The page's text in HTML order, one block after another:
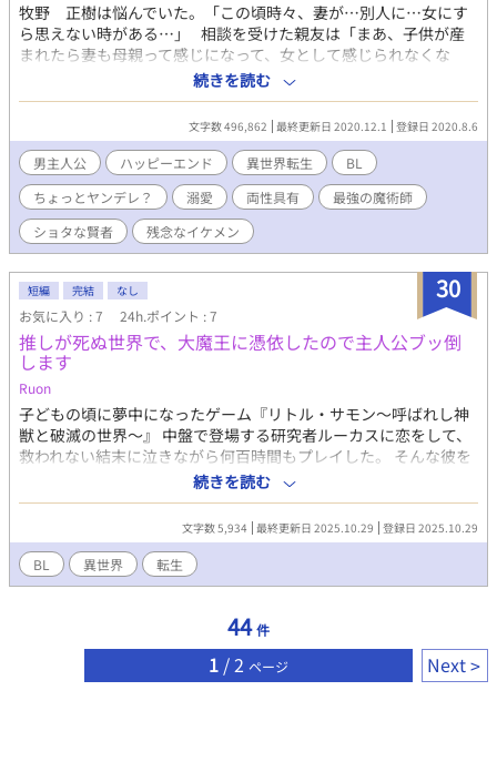
牧野 正樹は悩んでいた。「この頃時々、妻が…別人に…女にす
ら思えない時がある…｣ 相談を受けた親友は「まあ、子供が産
まれたら妻も母親って感じになって、女として感じられなくな
る。よくあること」と笑われるが、果たしてそれだけのことだろ
うか！？ 無駄にカンのいい正樹に戦々恐々な、ワタシ牧野 桜
子の中身は実のところ、Happy nationの住人（時々ね！ ）。
そもそもワタシが異世界である地球の『桜子』に憑依している目
的は、魔物の討伐で肉体を死滅させちゃった幼馴染である二つの
魂に肉体を与えること。 方法は簡単。ワタシが地球の人間・女
に憑依して、地球の人間・男と子を成して、二つの魂に「肉体」
も作ること！ まあ。そんな大技。勿論誰もが出来るわけではな
い。そんなことが出来るのは、神獣であり最高位魔法使いである
依り代を求めて転移した俺は、交通事故で植物状態になりかけて
いる「格好の器：性別・女」を見つけて憑依した。言葉とか、記
憶とかいろいろ「わからないこと」ばっかりですけど、事故の影
響の記憶障害だから仕方ない☆ さっさと結婚して子供を産む
ぞ！ って、‥なになに。出産って、研究室でビーカーやらなん
やらでなんとかなんないの？ 男とまぐあうとか‥痛いとか、や
なんだけど‥。 そんな聞くも涙語るも涙の努力の末に、ようや
く目的もはたしたし、さっさと元の世界に帰りましょ～！ ‥
え、なんか話大きくなってない？ もしかして、これ、俺のせ
い？？ 俺が「運命｣みたいなもの変えちゃった？ 地球と薄
皮一枚で隔てられたHappy nationは、魔法と剣と魔物の 厨二と、
オタクが喜ぶ世界。 地球と全く変わらないようで、全然違う世
界。 だけどある日、Happy nationと地球との膜が消えちゃっ
た‥！ 地球に、Happy nationの魔物が跋扈する。 魔物と
対抗するために、主導権を握るHappy nationの王様のありがた～
「そのため今から、地球の住人の皆さんの適性を調べて潜在能力
の開花を行います」希望しようがしまいが、拒否権はない！ こ
のままでは、地球もHappy nationも滅びてしまうから！ 捻じ曲
げた世界の秩序やら運命なんて関係ない！ 俺たちは、自分の手
続きを読む
文字数 496,862 最終更新日 2020.12.1 登録日 2020.8.6
男主人公 ハッピーエンド 異世界転生
BL
ちょっとヤンデレ？
溺愛 両性具有
最強の魔術師
ショタな賢者
残念なイケメン
30
短編 完結 なし
お気に入り : 7 24h.ポイント : 7
推しが死ぬ世界で、大魔王に憑依したので主人公ブッ倒
します
Ruon
子どもの頃に夢中になったゲーム『リトル・サモン～呼ばれし神
獣と破滅の世界～』 中盤で登場する研究者ルーカスに恋をして、
救われない結末に泣きながら何百時間もプレイした。 そんな彼を
忘れて大学生活を送っていたある日、突然の胸の痛みとともに意
識を失う。 意識を失う寸前、強く願ったのは推しであるルーカス
を救いたいという、幼い頃に抱いた願いだった。 次に目を覚ます
と──そこは最も遊び尽くした『リトル・サモン～呼ばれし神獣
と破滅の世界～』の世界だった。 しかも主人公と対立する大魔王
ファヴニルの身体に憑依する形として目を覚ましてしまった。 大
狼狽する平凡な人生を歩んできた俺。 彼を救うためには、物語の
運命そのものをねじ曲げなければならない。 『推しを救いたい』
───その一心で絶大な力を持つはずがなにも出来ない俺が憑依
したせいでろくでもない大魔王となったファヴニルとなって、推
続きを読む
文字数 5,934 最終更新日 2025.10.29 登録日 2025.10.29
BL 異世界 転生
44 件
1 / 2 ページ Next